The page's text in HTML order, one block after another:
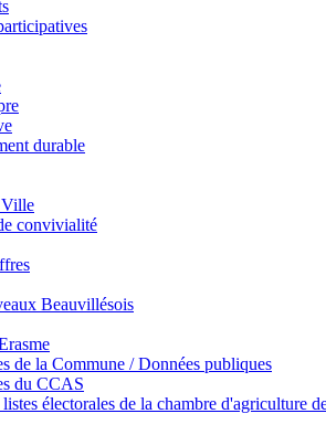
durable
Ville
convivialité
Beauvillésois
de la Commune / Données publiques
du CCAS
électorales de la chambre d'agriculture